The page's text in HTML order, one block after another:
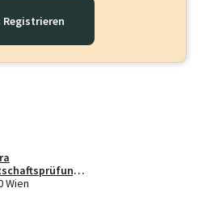
Registrieren
in Liqu
Wien